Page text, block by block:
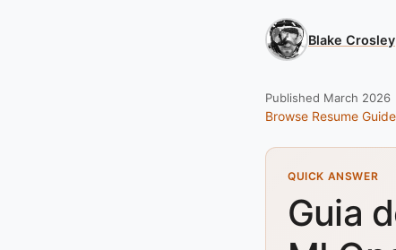
Blake Crosley
Published March 2026
Browse Resume
QUICK ANSWER
Guia